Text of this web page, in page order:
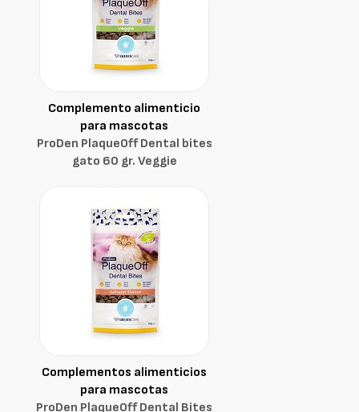
Complemento alimenticio
para mascotas
ProDen PlaqueOff Dental bites
gato 60 gr. Veggie
Complementos alimenticios
para mascotas
ProDen PlaqueOff Dental Bites